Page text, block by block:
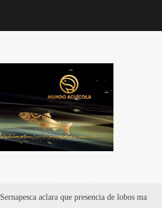
Sernapesca aclara que presencia de lobos